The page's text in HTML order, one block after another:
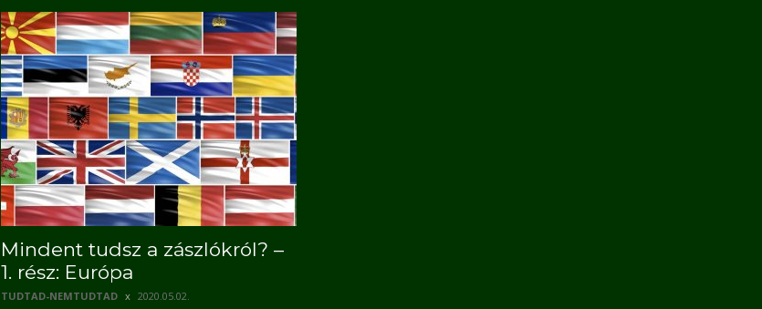
Mindent tudsz a zászlókról? –
1. rész: Európa
TUDTAD-NEMTUDTAD 2020.05.02.